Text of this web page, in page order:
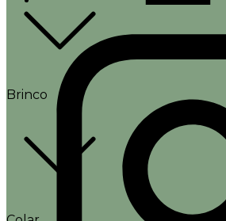
Brinco